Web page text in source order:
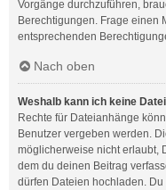
Vorgänge durchzuführen,
Berechtigungen. Frage einen
entsprechenden
Nach oben
Weshalb kann ich keine
Rechte für Dateianhänge
Benutzer vergeben werden.
möglicherweise nicht erlaubt,
dem du deinen Beitrag
dürfen Dateien hochladen.